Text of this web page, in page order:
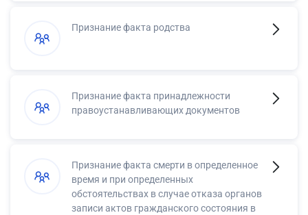
Признание факта родства
Признание факта принадлежности
правоустанавливающих документов
Признание факта смерти в определенное
время и при определенных
обстоятельствах в случае отказа органов
записи актов гражданского состояния в